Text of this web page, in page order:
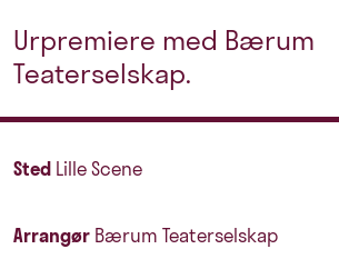
Urpremiere med Bærum
Teaterselskap.
Sted Lille Scene
Arrangør Bærum Teaterselskap